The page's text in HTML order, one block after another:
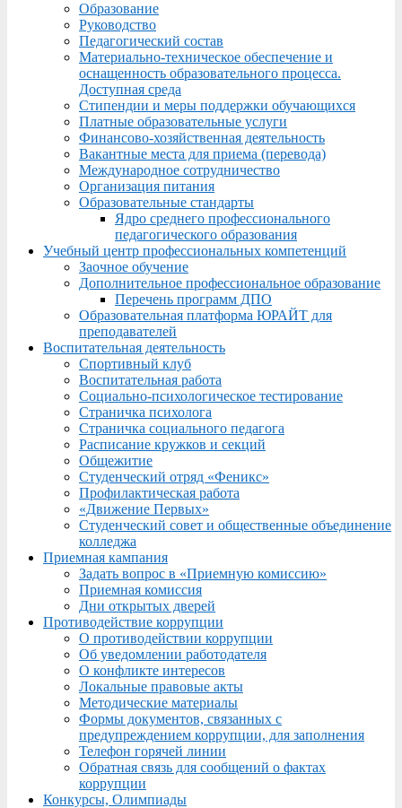
Образование
Руководство
Педагогический состав
Материально-техническое обеспечение и
оснащенность образовательного процесса.
Доступная среда
Стипендии и меры поддержки обучающихся
Платные образовательные услуги
Финансово-хозяйственная деятельность
Вакантные места для приема (перевода)
Международное сотрудничество
Организация питания
Образовательные стандарты
Ядро среднего профессионального
педагогического образования
Учебный центр профессиональных компетенций
Заочное обучение
Дополнительное профессиональное образование
Перечень программ ДПО
Образовательная платформа ЮРАЙТ для
преподавателей
Воспитательная деятельность
Спортивный клуб
Воспитательная работа
Социально-психологическое тестирование
Страничка психолога
Страничка социального педагога
Расписание кружков и секций
Общежитие
Студенческий отряд «Феникс»
Профилактическая работа
«Движение Первых»
Студенческий совет и общественные объединение
колледжа
Приемная кампания
Задать вопрос в «Приемную комиссию»
Приемная комиссия
Дни открытых дверей
Противодействие коррупции
О противодействии коррупции
Об уведомлении работодателя
О конфликте интересов
Локальные правовые акты
Методические материалы
Формы документов, связанных с
предупреждением коррупции, для заполнения
Телефон горячей линии
Обратная связь для сообщений о фактах
коррупции
Конкурсы, Олимпиады